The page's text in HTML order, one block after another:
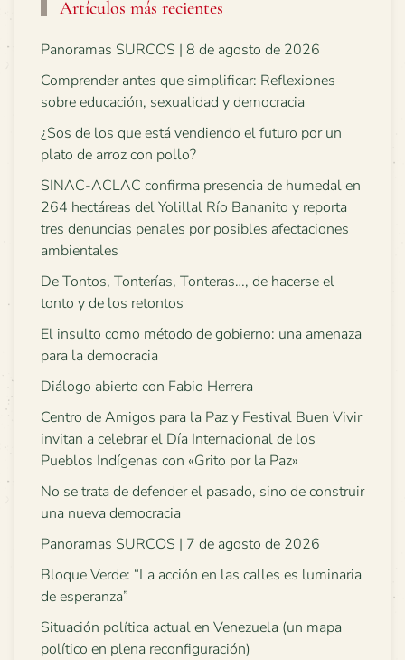
Artículos más recientes
Panoramas SURCOS | 8 de agosto de 2026
Comprender antes que simplificar: Reflexiones
sobre educación, sexualidad y democracia
¿Sos de los que está vendiendo el futuro por un
plato de arroz con pollo?
SINAC-ACLAC confirma presencia de humedal en
264 hectáreas del Yolillal Río Bananito y reporta
tres denuncias penales por posibles afectaciones
ambientales
De Tontos, Tonterías, Tonteras…, de hacerse el
tonto y de los retontos
El insulto como método de gobierno: una amenaza
para la democracia
Diálogo abierto con Fabio Herrera
Centro de Amigos para la Paz y Festival Buen Vivir
invitan a celebrar el Día Internacional de los
Pueblos Indígenas con «Grito por la Paz»
No se trata de defender el pasado, sino de construir
una nueva democracia
Panoramas SURCOS | 7 de agosto de 2026
Bloque Verde: “La acción en las calles es luminaria
de esperanza”
Situación política actual en Venezuela (un mapa
político en plena reconfiguración)